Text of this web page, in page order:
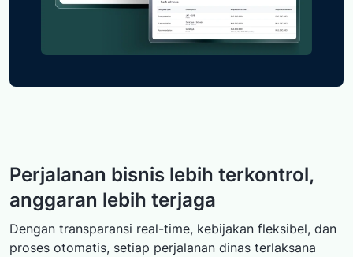
Perjalanan bisnis lebih terkontrol,
anggaran lebih terjaga
Dengan transparansi real-time, kebijakan fleksibel, dan
proses otomatis, setiap perjalanan dinas terlaksana